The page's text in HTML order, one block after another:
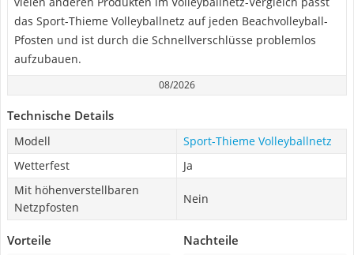
das Sport-Thieme Volleyballnetz auf jeden Beachvolleyball-
Pfosten und ist durch die Schnellverschlüsse problemlos
aufzubauen.
08/2026
Technische Details
Modell
Sport-Thieme Volleyballnetz
Wetterfest
Ja
Mit höhenverstellbaren
Netzpfosten
Nein
Vorteile Nachteile